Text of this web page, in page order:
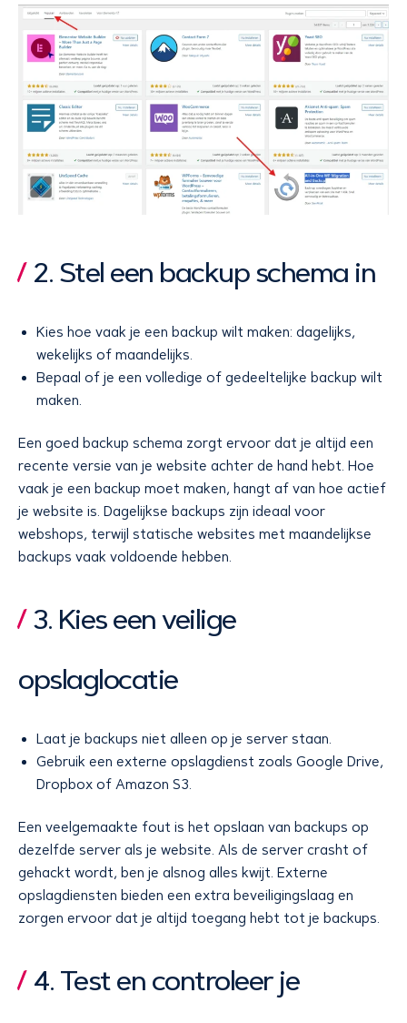
2. Stel een backup schema in
Kies hoe vaak je een backup wilt maken: dagelijks,
wekelijks of maandelijks.
Bepaal of je een volledige of gedeeltelijke backup wilt
maken.
Een goed backup schema zorgt ervoor dat je altijd een
recente versie van je website achter de hand hebt. Hoe
vaak je een backup moet maken, hangt af van hoe actief
je website is. Dagelijkse backups zijn ideaal voor
webshops, terwijl statische websites met maandelijkse
backups vaak voldoende hebben.
3. Kies een veilige
opslaglocatie
Laat je backups niet alleen op je server staan.
Gebruik een externe opslagdienst zoals Google Drive,
Dropbox of Amazon S3.
Een veelgemaakte fout is het opslaan van backups op
dezelfde server als je website. Als de server crasht of
gehackt wordt, ben je alsnog alles kwijt. Externe
opslagdiensten bieden een extra beveiligingslaag en
zorgen ervoor dat je altijd toegang hebt tot je backups.
4. Test en controleer je